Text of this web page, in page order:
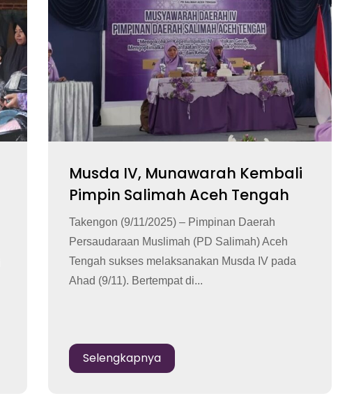
Musda IV, Munawarah Kembali
Pimpin Salimah Aceh Tengah
Takengon (9/11/2025) – Pimpinan Daerah
Persaudaraan Muslimah (PD Salimah) Aceh
Tengah sukses melaksanakan Musda IV pada
Ahad (9/11). Bertempat di...
Selengkapnya